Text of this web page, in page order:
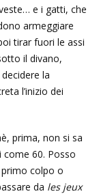
e i gatti, che
armeggiare
tirar fuori le assi
il divano,
la
l’inizio dei
prima, non si sa
60. Posso
colpo o
da les jeux